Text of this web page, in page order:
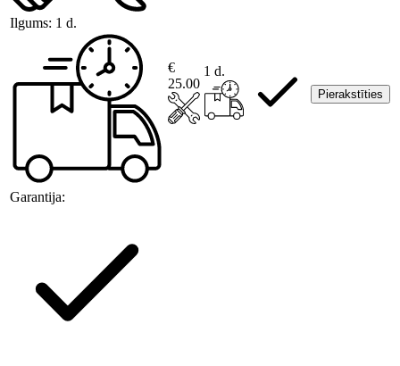
Ilgums: 1 d.
Garantija:
€
25.00
1 d.
Pierakstīties